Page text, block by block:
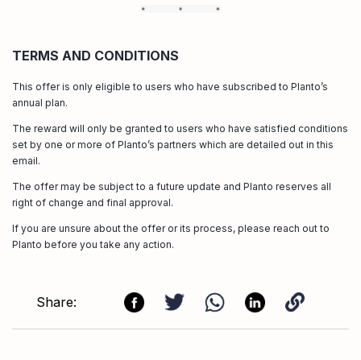
TERMS AND CONDITIONS
This offer is only eligible to users who have subscribed to Planto’s
annual plan.
The reward will only be granted to users who have satisfied conditions
set by one or more of Planto’s partners which are detailed out in this
email.
The offer may be subject to a future update and Planto reserves all
right of change and final approval.
If you are unsure about the offer or its process, please reach out to
Planto before you take any action.
Share: